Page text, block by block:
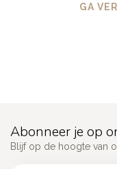
GA
Abonneer je op
Blijf op de hoogte van